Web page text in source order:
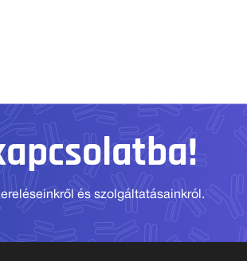
és szolgáltatásainkról.